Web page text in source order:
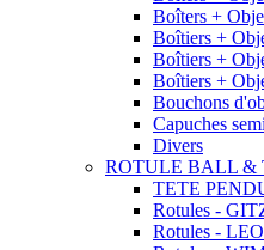
Boîters +
Boîtiers +
Boîtiers +
Boîtiers +
Bouchons
Capuches
Divers
ROTULE BALL &
TETE
Rotules -
Rotules -